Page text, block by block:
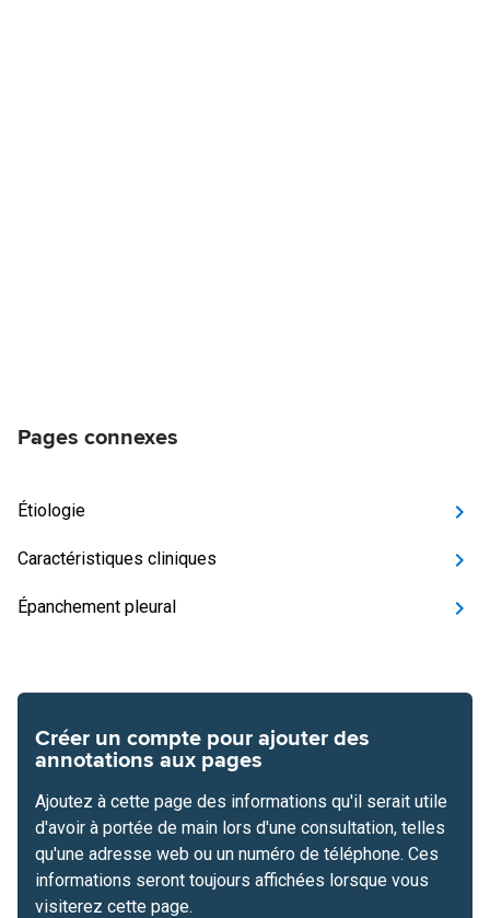
Pages connexes
Étiologie
Caractéristiques cliniques
Épanchement pleural
Créer un compte pour ajouter des
annotations aux pages
Ajoutez à cette page des informations qu'il serait utile
d'avoir à portée de main lors d'une consultation, telles
qu'une adresse web ou un numéro de téléphone. Ces
informations seront toujours affichées lorsque vous
visiterez cette page.